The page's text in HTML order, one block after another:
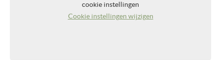
cookie instellingen
Cookie instellingen wijzigen